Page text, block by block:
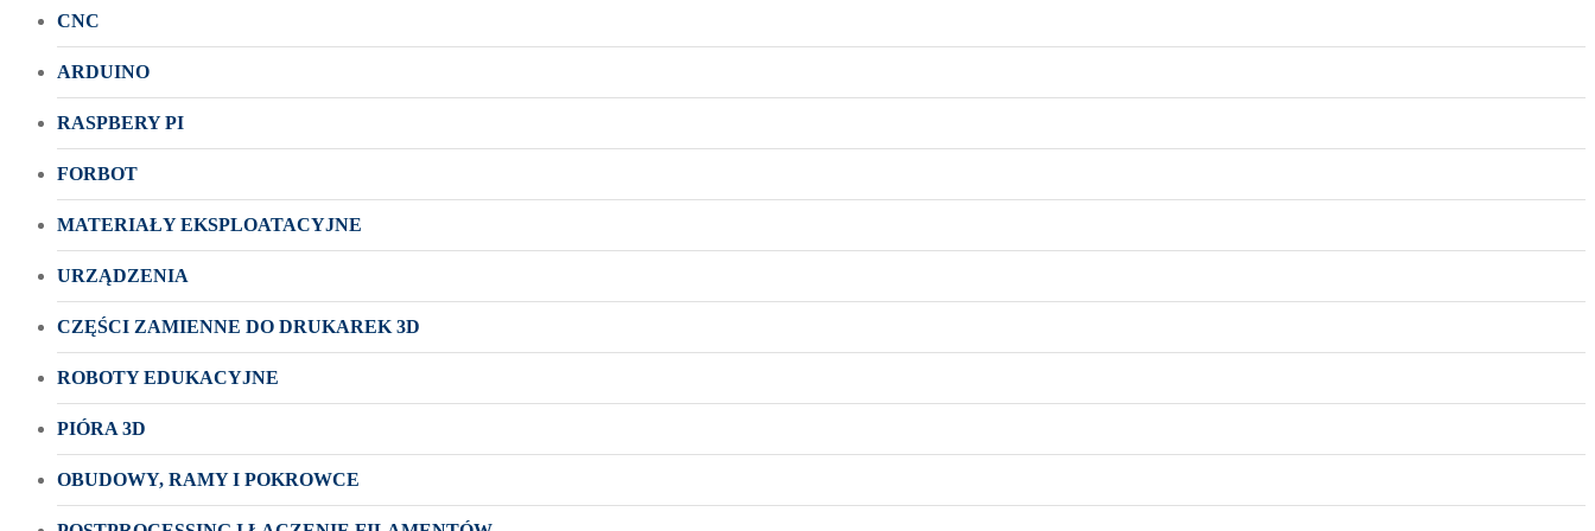
CNC
ARDUINO
RASPBERY PI
FORBOT
MATERIAŁY EKSPLOATACYJNE
URZĄDZENIA
CZĘŚCI ZAMIENNE DO DRUKAREK 3D
ROBOTY EDUKACYJNE
PIÓRA 3D
OBUDOWY, RAMY I POKROWCE